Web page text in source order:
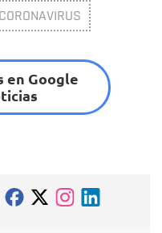
CORONAVIRUS
en Google